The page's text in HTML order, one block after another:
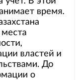
время.
места
властей и
До
о